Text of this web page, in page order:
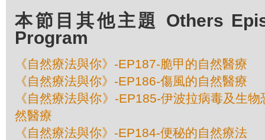
本節目其他主題 Others
Program
《自然療法與你》-EP187-脆甲的自然醫療
《自然療法與你》-EP186-傷風的自然醫療
《自然療法與你》-EP185-伊波拉病毒及生
然醫療
《自然療法與你》-EP184-便秘的自然療法